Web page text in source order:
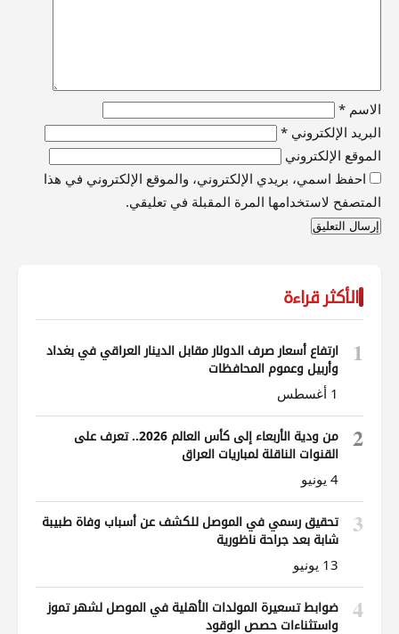
الاسم *
البريد الإلكتروني *
الموقع الإلكتروني
احفظ اسمي، بريدي الإلكتروني، والموقع الإلكتروني في هذا
المتصفح لاستخدامها المرة المقبلة في تعليقي.
الأكثر قراءة
1
ارتفاع أسعار صرف الدولار مقابل الدينار العراقي في بغداد
وأربيل وعموم المحافظات
1 أغسطس
2
من ودية الأربعاء إلى كأس العالم 2026.. تعرف على
القنوات الناقلة لمباريات العراق
4 يونيو
3
تحقيق رسمي في الموصل للكشف عن أسباب وفاة طبيبة
شابة بعد جراحة ناظورية
13 يونيو
4
ضوابط تسعيرة المولدات الأهلية في الموصل لشهر تموز
واستثناءات حصص الوقود